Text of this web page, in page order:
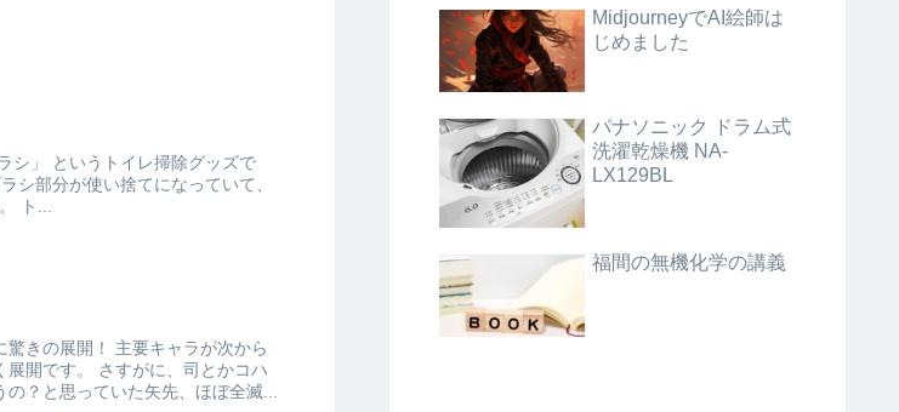
掃除の都度交換すればOK、という掃除グッズです。 ト...
キャラが次から
、司とかコハ
？と思っていた矢先、ほぼ全滅...
MidjourneyでAI絵師は
じめました
パナソニック ドラム式
洗濯乾燥機 NA-
LX129BL
福間の無機化学の講義